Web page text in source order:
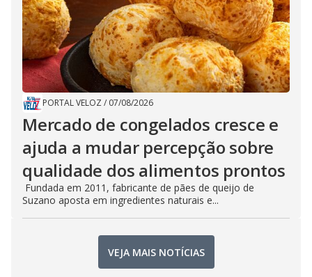
PORTAL VELOZ / 07/08/2026
Mercado de congelados cresce e
ajuda a mudar percepção sobre
qualidade dos alimentos prontos
Fundada em 2011, fabricante de pães de queijo de
Suzano aposta em ingredientes naturais e...
VEJA MAIS NOTÍCIAS